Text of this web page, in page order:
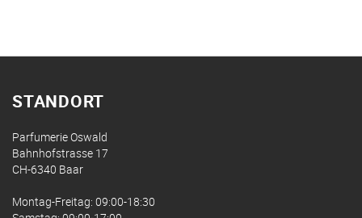
STANDORT
Parfumerie Oswald
Bahnhofstrasse 17
CH-6340 Baar
Montag-Freitag: 09:00-18:30